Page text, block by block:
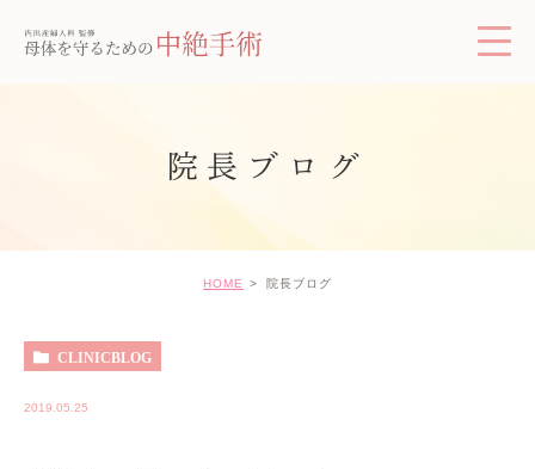
院長ブログ
HOME 院長ブログ
CLINICBLOG
2019.05.25